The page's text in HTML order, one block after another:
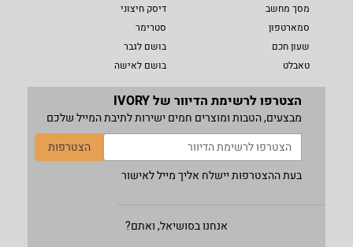
מסך מחשב
סמארטפון
שעון חכם
טאבלט
דיסק חיצוני
סטרימר
בושם לגבר
בושם לאישה
הצטרפו לרשימת הדיוור של IVORY
מבצעים, הטבות ומוצרים חמים ישירות לתיבת המייל שלכם
הצטרפות
בעת ההצטרפות יישלח אליך מייל לאישור
אנחנו בסושיאל, ואתם?